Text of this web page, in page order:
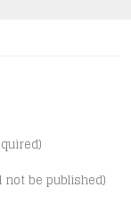
not be published)